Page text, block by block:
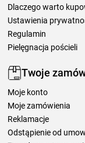
Dlaczego warto
Ustawienia
Regulamin
Pielęgnacja pościeli
Twoje
Moje konto
Moje zamówienia
Reklamacje
Odstąpienie od